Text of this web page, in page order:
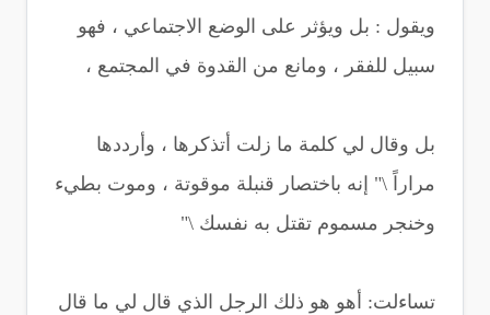
ويقول : بل ويؤثر على الوضع الاجتماعي ، فهو
سبيل للفقر ، ومانع من القدوة في المجتمع ،
بل وقال لي كلمة ما زلت أتذكرها ، وأرددها
مراراً \" إنه باختصار قنبلة موقوتة ، وموت بطيء
وخنجر مسموم تقتل به نفسك \"
تساءلت: أهو هو ذلك الرجل الذي قال لي ما قال